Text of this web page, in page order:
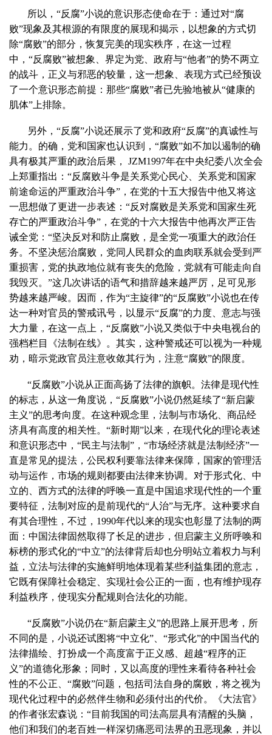
所以，“反腐”小说的意识形态使命在于：通过对“腐
败”现象及其根源的有限度的展现和揭示，以想象的方式切
除“腐败”的部分，恢复完美的现实秩序，在这一过程
中，“反腐败”被想象、界定为党、政府与“他者”的势不两立
的战斗，正义与邪恶的较量，这一想象、表现方式已经预设
了一个意识形态前提：那些“腐败”者已先验地被从“健康的
肌体”上排除。
另外，“反腐”小说还展示了党和政府“反腐”的真诚性与
能力。的确，党和国家也认识到，“腐败”如不加以遏制的确
具有极其严重的政治后果，
JZM1997年在中央纪委八次全会
上郑重指出：“反腐败斗争是关系党心民心、关系党和国家
前途命运的严重政治斗争”，在党的十五大报告中他又将这
一思想做了更进一步表述：“反对腐败是关系党和国家生死
存亡的严重政治斗争”，在党的十六大报告中他再次严正告
诫全党：“坚决反对和防止腐败，是全党一项重大的政治任
务。不坚决惩治腐败，党同人民群众的血肉联系就会受到严
重损害，党的执政地位就有丧失的危险，党就有可能走向自
我毁灭。”这几次讲话的语气和措辞越来越严厉，足可见形
势越来越严峻。因而，作为“主旋律”的“反腐败”小说也在传
达一种对官员的警戒讯号，以显示“反腐”的力度、意志与强
大力量，在这一点上，“反腐败”小说又类似于中央电视台的
强档栏目《法制在线》。其实，这种警戒还可以视为一种规
劝，暗示党政官员注意收敛其行为，注意“腐败”的限度。
“反腐败”小说从正面高扬了法律的旗帜。法律是现代性
的标志，从这一角度说，“反腐败”小说仍然延续了“新启蒙
主义”的思考向度。在这种观念里，法制与市场化、商品经
济具有高度的相关性。“新时期”以来，在现代化的理论表述
和意识形态中，“民主与法制”，“市场经济就是法制经济”一
直是常见的提法，公民权利要靠法律来保障，国家的管理活
动与运作，市场的规则都要由法律来协调。对于形式化、中
立的、西方式的法律的呼唤一直是中国追求现代性的一个重
要特征，法制对应的是前现代的“人治”与无序。这种要求自
有其合理性，不过， 1990年代以来的现实也彰显了法制的两
面：中国法律固然取得了长足的进步，但启蒙主义所呼唤和
标榜的形式化的“中立”的法律背后却也分明站立着权力与利
益，立法与法律的实施鲜明地体现着某些利益集团的意志，
它既有保障社会稳定、实现社会公正的一面，也有维护现存
利益秩序，使现实分配规则合法化的功能。
“反腐败”小说仍在“新启蒙主义”的思路上展开思考，所
不同的是，小说还试图将“中立化”、“形式化”的中国当代的
法律描绘、打扮成一个高度富于正义感、超越“程序的正
义”的道德化形象；同时，又以高度的理性来看待各种社会
性的不公正、“腐败”问题，包括司法自身的腐败，将之视为
现代化过程中的必然伴生物和必须付出的代价。《大法官》
的作者张宏森说：“目前我国的司法高层具有清醒的头脑，
他们和我们的老百姓一样深切痛恶司法界的丑恶现象，并以